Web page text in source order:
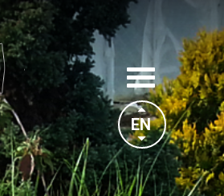
Toggle
navigation
EN